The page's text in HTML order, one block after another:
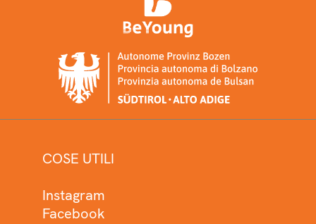
COSE UTILI
Instagram
Facebook